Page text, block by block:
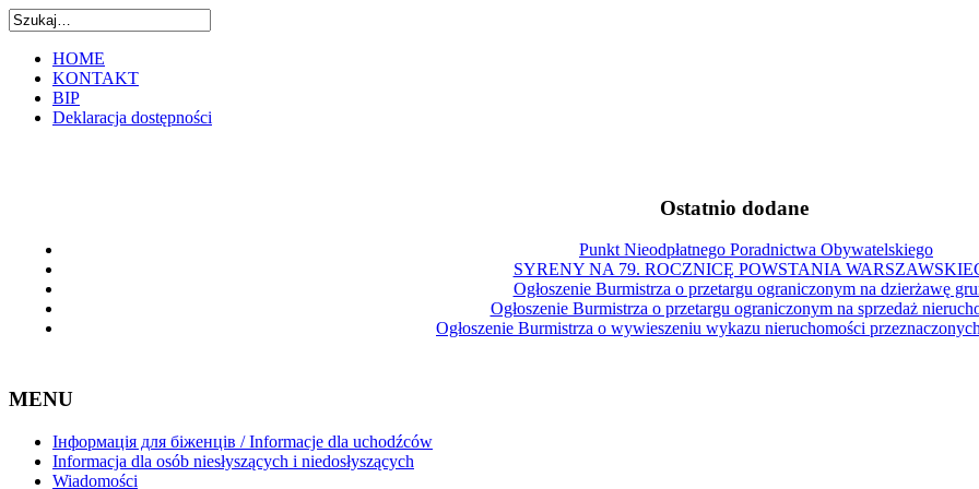
HOME
KONTAKT
BIP
Deklaracja dostępności
Ostatnio dodane
Punkt Nieodpłatnego Poradnictwa Obywatelskiego
SYRENY NA 79. ROCZNICĘ POWSTANIA
Ogłoszenie Burmistrza o przetargu ograniczonym na dzierżawę
Ogłoszenie Burmistrza o przetargu ograniczonym na sprzedaż
Ogłoszenie Burmistrza o wywieszeniu wykazu nieruchomości
MENU
Інформація для біженців / Informacje dla uchodźców
Informacja dla osób niesłyszących i niedosłyszących
Wiadomości